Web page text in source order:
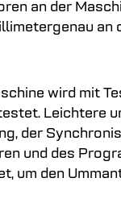
an der
wird mit
Leichtere
der
und des
um den